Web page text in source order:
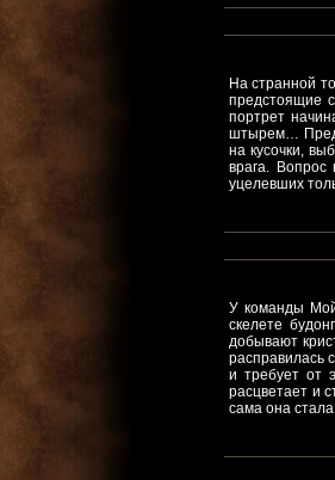
На странной
предстоящие
портрет
штырем…
на кусочки,
врага.
уцелевших
У команды
скелете
добывают
расправилась
и требует от
расцветает и
сама она